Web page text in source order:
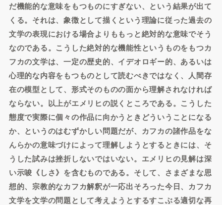
だ機能的な意味をもつものにすぎない、という結果が出て
くる。それは、象徴として描くという理論に従った過去の
文学の表現における場合よりももっと絶対的な意味でそう
なのである。こうした絶対的な機能性というものをもつカ
フカの文学は、一定の歴史的、イデオロギー的、あるいは
心理的な内容をもつものとして読むべきではなく、人間存
在の模型として、形式そのものの面から理解されなければ
ならない。以上がエメリヒの説くところである。こうした
態度で実際に個々の作品に向かうときどういうことになる
か、というのはむずかしい問題だが、カフカの諸作品をな
んらかの意味づけによって理解しようとするときには、そ
うした試みは挫折しないではいない。エメリヒの見解は深
い示唆《しさ》を含むものである。そして、さまざまな思
想的、宗教的なカフカ解釈が一応出そろった今日、カフカ
文学を文学の問題として考えようとするすこぶる適切な再